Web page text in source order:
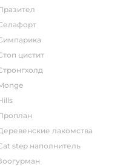
празител
селафорт
симпарика
стоп цистит
стронгхолд
monge
hills
проплан
деревенские лакомства
cat step наполнитель
зоогурман